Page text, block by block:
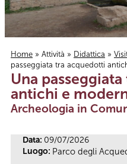
Tu sei qui
Home » Attività » Didattica »
passeggiata tra acquedotti
Una
antichi e
Archeologia in
Data: 09/07/2026
Luogo: Parco degli